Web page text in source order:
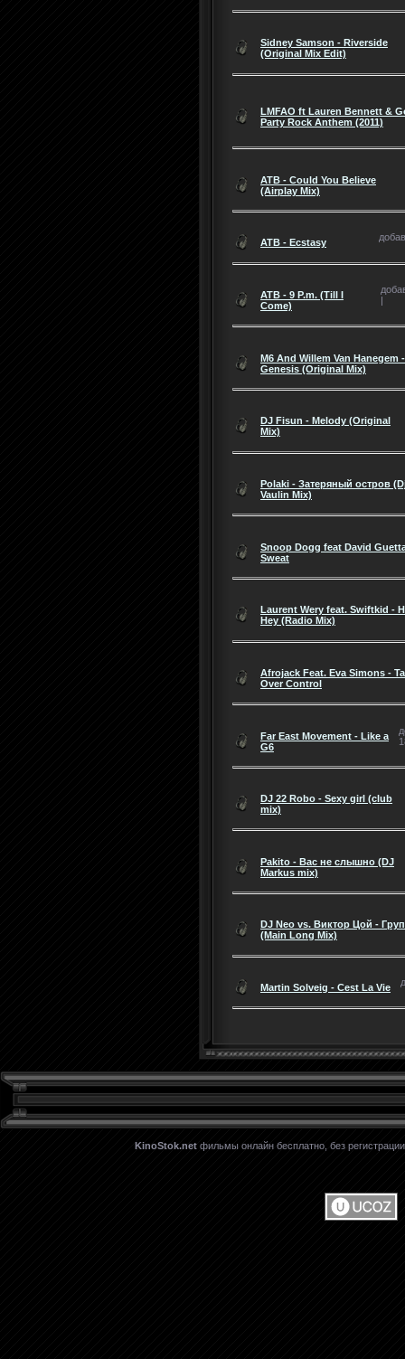
Sidney Samson - Riverside
(Original Mix Edit)
LMFAO ft Lauren Bennett &
Party Rock Anthem (2011)
ATB - Could You Believe
(Airplay Mix)
ATB - Ecstasy
ATB - 9 P.m. (Till I
Come)
|
M6 And Willem Van Hanegem -
Genesis (Original Mix)
DJ Fisun - Melody (Original
Mix)
Polaki - Затеряный остров
Vaulin Mix)
Snoop Dogg feat David
Sweat
Laurent Wery feat. Swiftkid -
Hey (Radio Mix)
Afrojack Feat. Eva Simons -
Over Control
Far East Movement - Like a
G6
DJ 22 Robo - Sexy girl (club
mix)
Pakito - Вас не слышно (DJ
Markus mix)
DJ Neo vs. Виктор Цой -
(Main Long Mix)
Martin Solveig - Cest La Vie
KinoStok.net фильмы онлайн бесплатно, без